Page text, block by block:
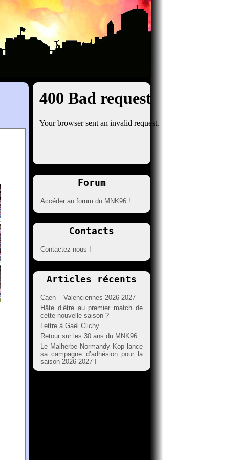
Forum
Accéder au forum du MNK96 !
Contacts
Contactez-nous !
Articles récents
Caen – Valenciennes 2026-2027
Hâte d’être au premier match de
cette nouvelle saison ?
Lettre à Gaël Clichy
Retour sur les 30 ans du MNK96
Le Malherbe Normandy Kop lance
sa campagne d’adhésion pour la
saison 2026-2027 !